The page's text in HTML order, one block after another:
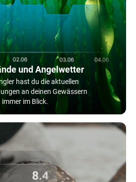
und Angelwetter
hast du die aktuellen
an deinen Gewässern
immer im Blick.